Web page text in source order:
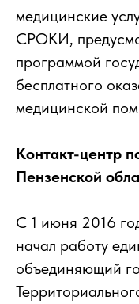
медицинские
СРОКИ,
программой
бесплатного
медицинской
Контакт-центр
Пензенской
С 1 июня 2016
начал работу
объединяющий